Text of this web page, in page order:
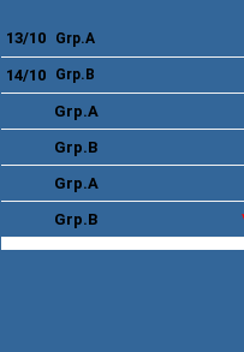
13/10 Grp.A
14/10 Grp.B
Grp.A
Grp.B
Grp.A
Grp.B